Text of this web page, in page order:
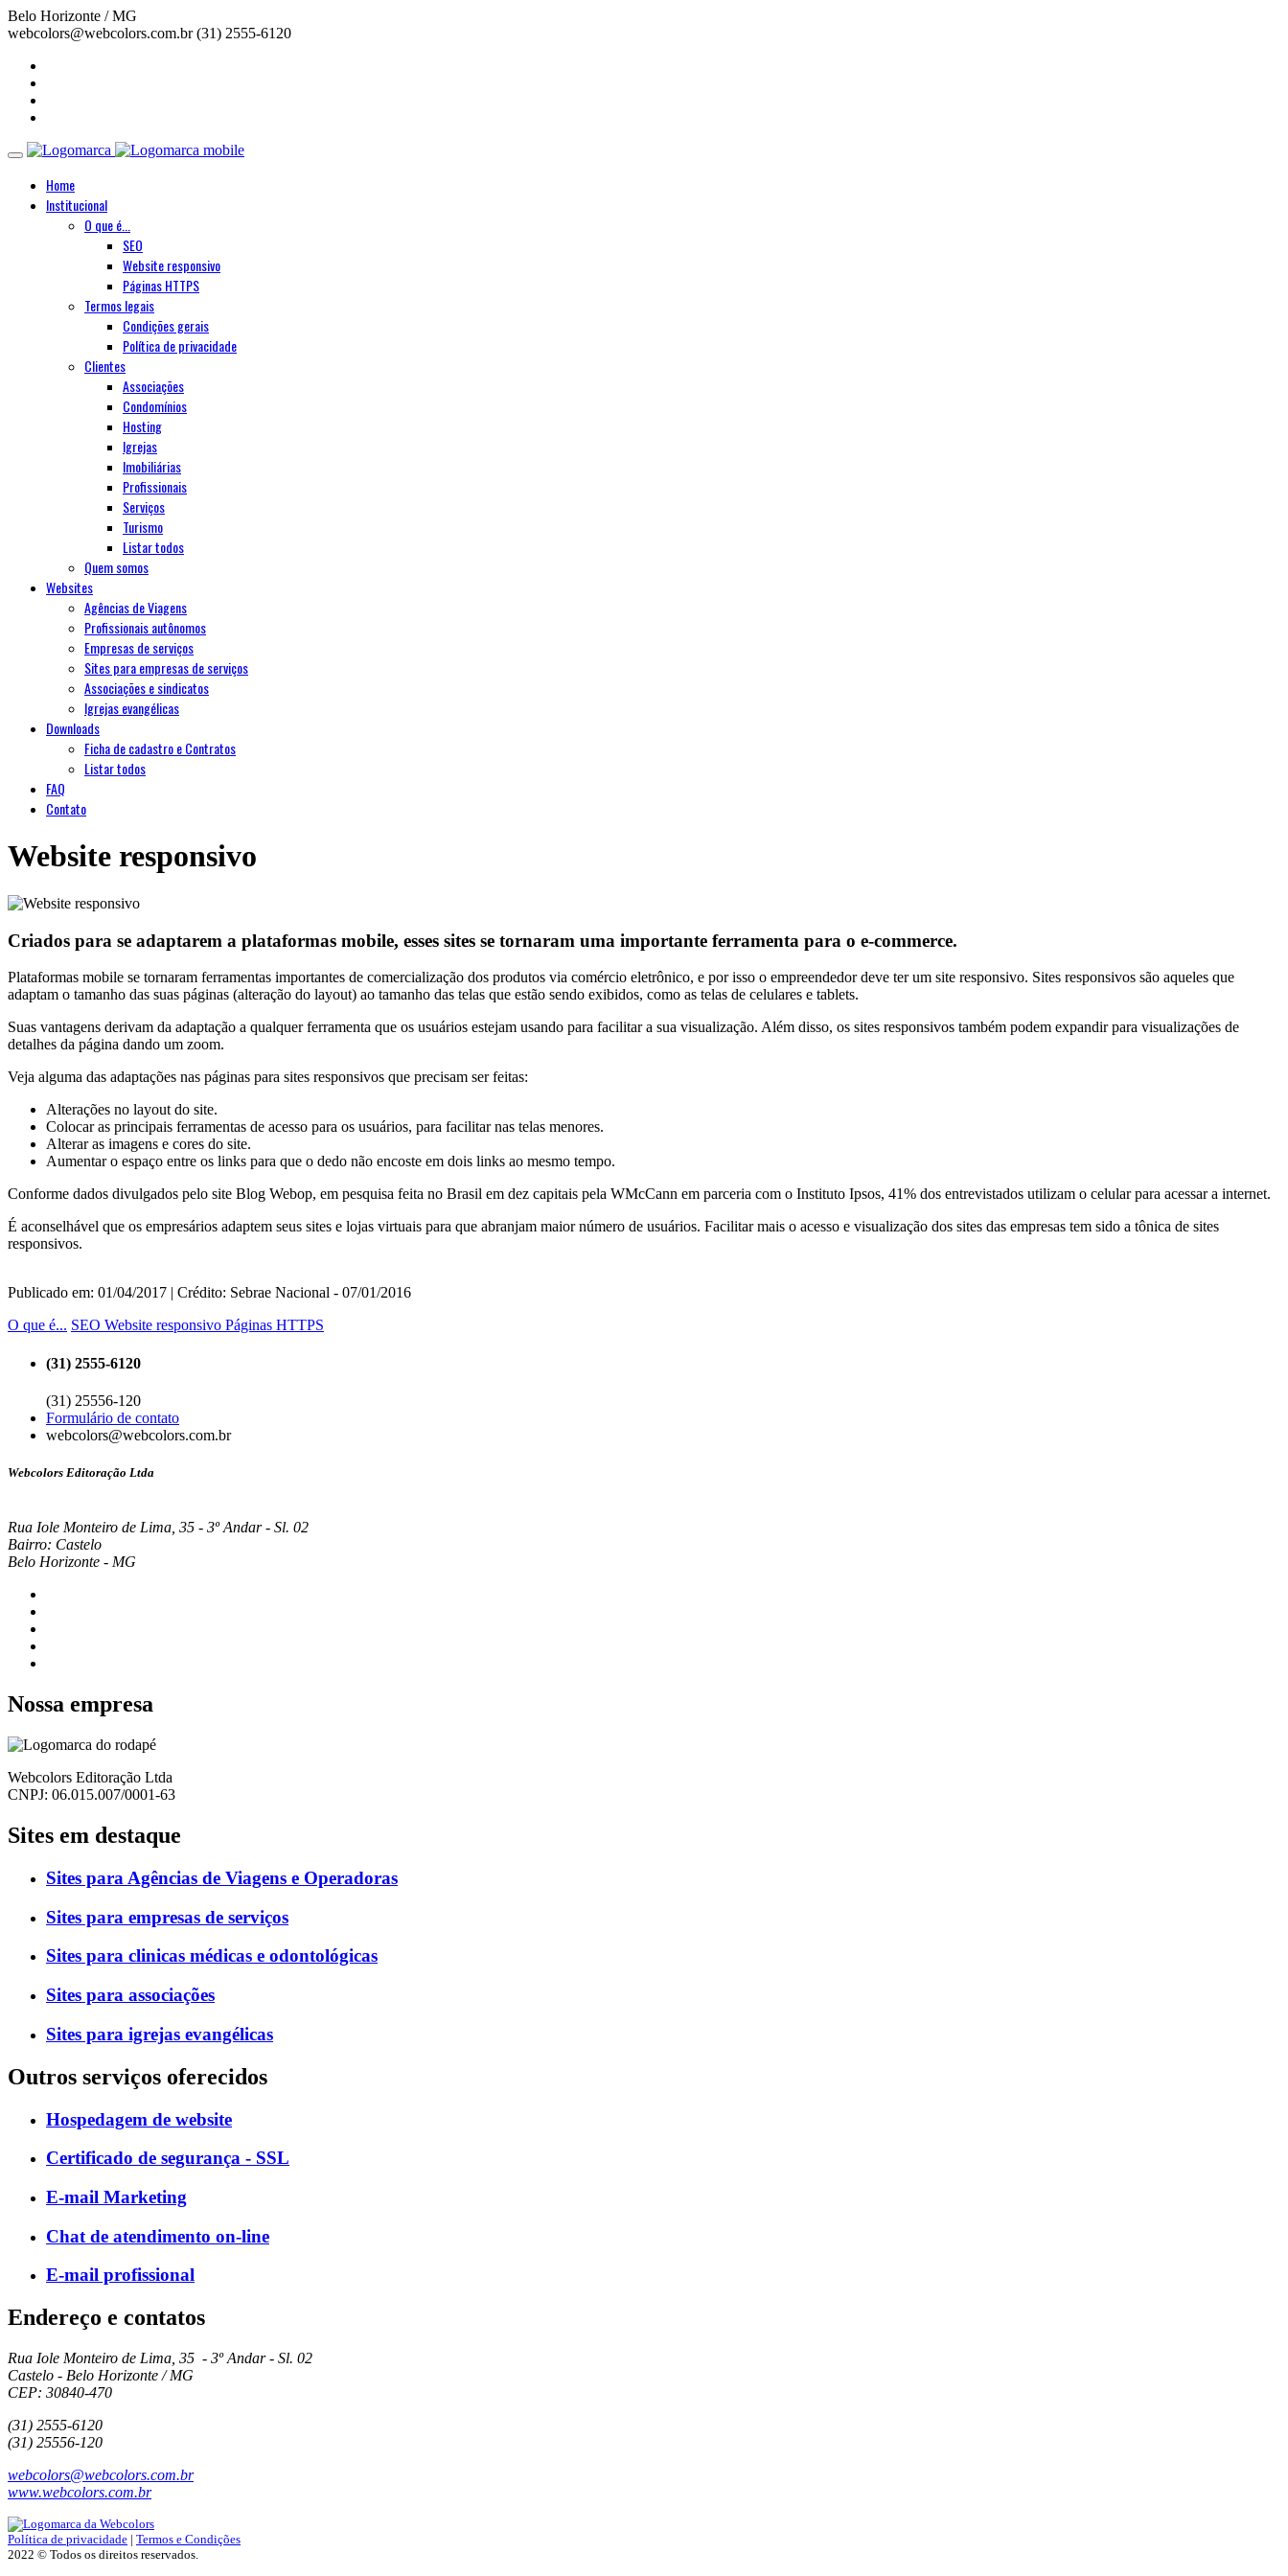
Belo Horizonte / MG
webcolors@webcolors.com.br (31) 2555-6120
Home
Institucional
O que é...
SEO
Website responsivo
Páginas HTTPS
Termos legais
Condições gerais
Política de privacidade
Clientes
Associações
Condomínios
Hosting
Igrejas
Imobiliárias
Profissionais
Serviços
Turismo
Listar todos
Quem somos
Websites
Agências de Viagens
Profissionais autônomos
Empresas de serviços
Sites para empresas de serviços
Associações e sindicatos
Igrejas evangélicas
Downloads
Ficha de cadastro e Contratos
Listar todos
FAQ
Contato
Website responsivo
Criados para se adaptarem a plataformas mobile, esses sites se tornaram uma importante ferramenta para o e-commerce.
Plataformas mobile se tornaram ferramentas importantes de comercialização dos produtos via comércio eletrônico, e por isso o empreendedor deve ter um site responsivo. Sites responsivos são aqueles que
adaptam o tamanho das suas páginas (alteração do layout) ao tamanho das telas que estão sendo exibidos, como as telas de celulares e tablets.
Suas vantagens derivam da adaptação a qualquer ferramenta que os usuários estejam usando para facilitar a sua visualização. Além disso, os sites responsivos também podem expandir para visualizações de
detalhes da página dando um zoom.
Veja alguma das adaptações nas páginas para sites responsivos que precisam ser feitas:
Alterações no layout do site.
Colocar as principais ferramentas de acesso para os usuários, para facilitar nas telas menores.
Alterar as imagens e cores do site.
Aumentar o espaço entre os links para que o dedo não encoste em dois links ao mesmo tempo.
Conforme dados divulgados pelo site Blog Webop, em pesquisa feita no Brasil em dez capitais pela WMcCann em parceria com o Instituto Ipsos, 41% dos entrevistados utilizam o celular para acessar a internet.
É aconselhável que os empresários adaptem seus sites e lojas virtuais para que abranjam maior número de usuários. Facilitar mais o acesso e visualização dos sites das empresas tem sido a tônica de sites
responsivos.
Publicado em: 01/04/2017 | Crédito: Sebrae Nacional - 07/01/2016
O que é... SEO Website responsivo Páginas HTTPS
(31) 2555-6120
(31) 25556-120
Formulário de contato
webcolors@webcolors.com.br
Webcolors Editoração Ltda
Rua Iole Monteiro de Lima, 35 - 3º Andar - Sl. 02
Bairro: Castelo
Belo Horizonte - MG
Nossa empresa
Webcolors Editoração Ltda
CNPJ: 06.015.007/0001-63
Sites em destaque
Sites para Agências de Viagens e Operadoras
Sites para empresas de serviços
Sites para clinicas médicas e odontológicas
Sites para associações
Sites para igrejas evangélicas
Outros serviços oferecidos
Hospedagem de website
Certificado de segurança - SSL
E-mail Marketing
Chat de atendimento on-line
E-mail profissional
Endereço e contatos
Rua Iole Monteiro de Lima, 35 - 3º Andar - Sl. 02
Castelo - Belo Horizonte / MG
CEP: 30840-470
(31) 2555-6120
(31) 25556-120
webcolors@webcolors.com.br
www.webcolors.com.br
Política de privacidade | Termos e Condições
2022 © Todos os direitos reservados.